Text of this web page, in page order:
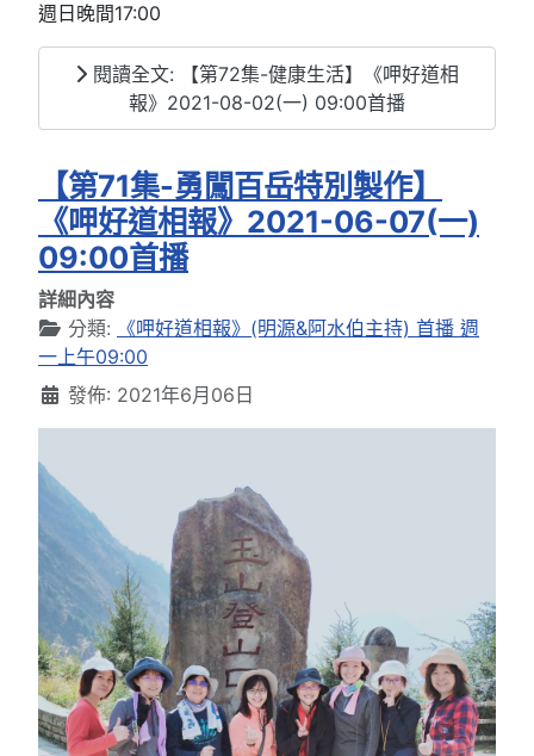
週日晚間17:00
閱讀全文: 【第72集-健康生活】《呷好道相
報》2021-08-02(一) 09:00首播
【第71集-勇闖百岳特別製作】
《呷好道相報》2021-06-07(一)
09:00首播
詳細內容
分類:
《呷好道相報》(明源&阿水伯主持) 首播 週
一上午09:00
發佈: 2021年6月06日